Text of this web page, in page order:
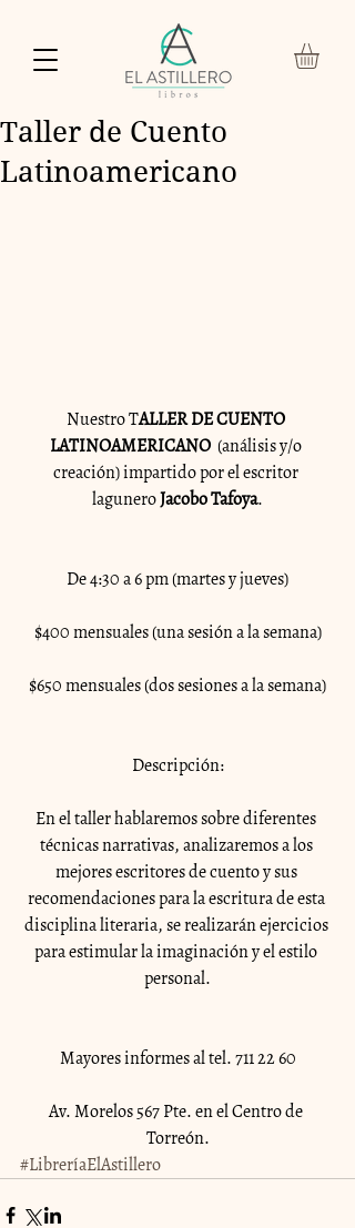
Taller de Cuento
Latinoamericano
Nuestro TALLER DE CUENTO
LATINOAMERICANO
  (análisis y/o
creación) impartido por el escritor
lagunero Jacobo Tafoya.
De 4:30 a 6 pm (martes y jueves)
$400 mensuales (una sesión a la semana)
$650 mensuales (dos sesiones a la semana)
Descripción:
En el taller hablaremos sobre diferentes
técnicas narrativas, analizaremos a los
mejores escritores de cuento y sus
recomendaciones para la escritura de esta
disciplina literaria, se realizarán ejercicios
para estimular la imaginación y el estilo
personal.
Mayores informes al tel. 711 22 60
Av. Morelos 567 Pte. en el Centro de
Torreón.
#LibreríaElAstillero